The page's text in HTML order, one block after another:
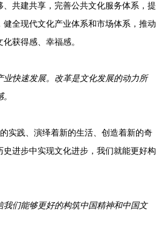
共建共享，完善公共文化服务体系，提
全现代文化产业体系和市场体系，推动
获得感、幸福感。
快速发展。改革是文化发展的动力所
实践、演绎着新的生活、创造着新的奇
进步中实现文化进步，我们就能更好构
们能够更好的构筑中国精神和中国文